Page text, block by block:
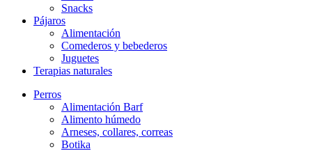
Snacks
Pájaros
Alimentación
Comederos y bebederos
Juguetes
Terapias naturales
Perros
Alimentación Barf
Alimento húmedo
Arneses, collares, correas
Botika